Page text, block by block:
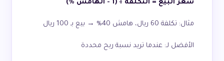
سعر البيع = التكلفة ÷ (1 - الهامش %)
مثال: تكلفة 60 ريال، هامش 40% → بيع بـ 100 ريال
الأفضل لـ: عندما تريد نسبة ربح محددة